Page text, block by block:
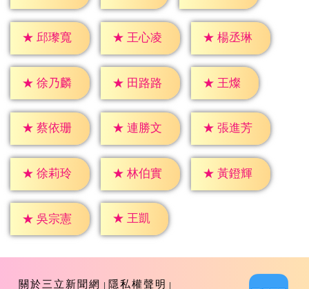
★ 邱瓈寬 ★ 王心凌 ★ 楊丞琳
★ 徐乃麟 ★ 田路路 ★ 王燦
★ 蔡依珊 ★ 連勝文 ★ 張進芳
★ 徐莉玲 ★ 林伯實 ★ 黃鐙輝
★ 吳宗憲 ★ 王凱
關於三立新聞網 隱私權聲明